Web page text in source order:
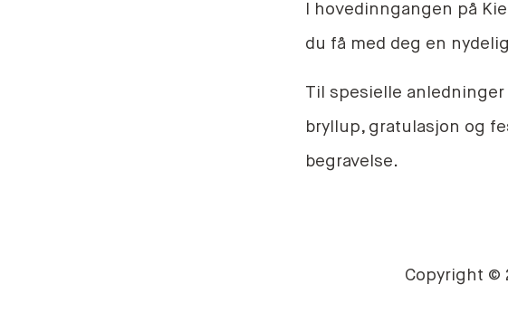
I hovedinngangen på
du få med deg en
Til spesielle
bryllup, gratulasjon og
begravelse.
Copyright ©